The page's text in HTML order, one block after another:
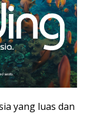
yang luas dan